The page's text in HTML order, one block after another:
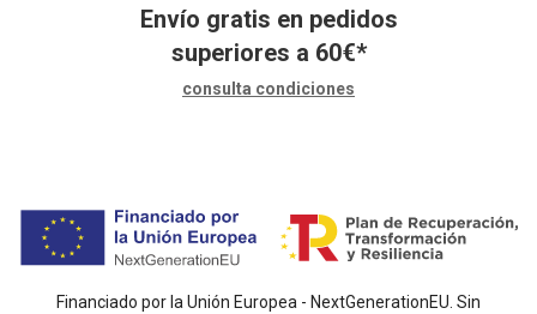
Envío gratis en pedidos
superiores a 60€*
consulta condiciones
Financiado por la Unión Europea - NextGenerationEU. Sin